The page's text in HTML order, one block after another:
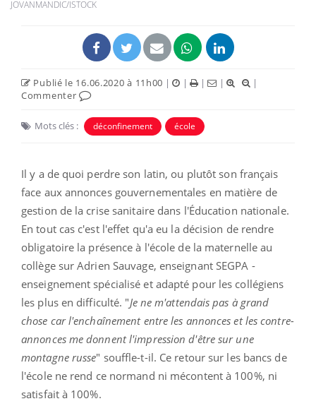
JOVANMANDIC/ISTOCK
Publié le 16.06.2020 à 11h00 | | | |
|
Commenter
Mots clés : déconfinement école
Il y a de quoi perdre son latin, ou plutôt son français
face aux annonces gouvernementales en matière de
gestion de la crise sanitaire dans l'Éducation nationale.
En tout cas c'est l'effet qu'a eu la décision de rendre
obligatoire la présence à l'école de la maternelle au
collège sur Adrien Sauvage, enseignant SEGPA -
enseignement spécialisé et adapté pour les collégiens
les plus en difficulté. "Je ne m'attendais pas à grand
chose car l'enchaînement entre les annonces et les contre-
annonces me donnent l'impression d'être sur une
montagne russe" souffle-t-il. Ce retour sur les bancs de
l'école ne rend ce normand ni mécontent à 100%, ni
satisfait à 100%.